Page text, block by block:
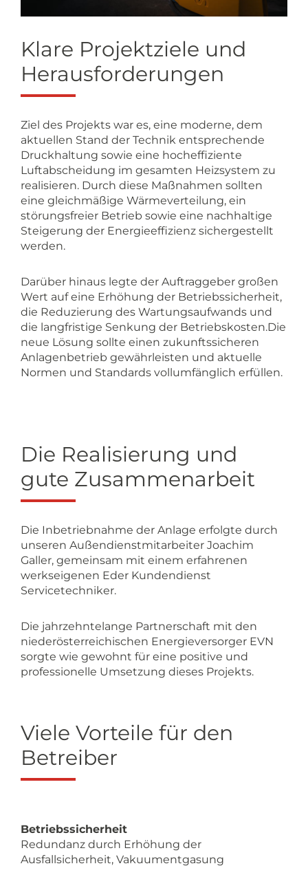
Klare Projektziele und
Herausforderungen
Ziel des Projekts war es, eine moderne, dem
aktuellen Stand der Technik entsprechende
Druckhaltung sowie eine hocheffiziente
Luftabscheidung im gesamten Heizsystem zu
realisieren. Durch diese Maßnahmen sollten
eine gleichmäßige Wärmeverteilung, ein
störungsfreier Betrieb sowie eine nachhaltige
Steigerung der Energieeffizienz sichergestellt
werden.
Darüber hinaus legte der Auftraggeber großen
Wert auf eine Erhöhung der Betriebssicherheit,
die Reduzierung des Wartungsaufwands und
die langfristige Senkung der Betriebskosten.Die
neue Lösung sollte einen zukunftssicheren
Anlagenbetrieb gewährleisten und aktuelle
Normen und Standards vollumfänglich erfüllen.
Die Realisierung und
gute Zusammenarbeit
Die Inbetriebnahme der Anlage erfolgte durch
unseren Außendienstmitarbeiter Joachim
Galler, gemeinsam mit einem erfahrenen
werkseigenen Eder Kundendienst
Servicetechniker.
Die jahrzehntelange Partnerschaft mit den
niederösterreichischen Energieversorger EVN
sorgte wie gewohnt für eine positive und
professionelle Umsetzung dieses Projekts.
Viele Vorteile für den
Betreiber
Betriebssicherheit
Redundanz durch Erhöhung der
Ausfallsicherheit, Vakuumentgasung